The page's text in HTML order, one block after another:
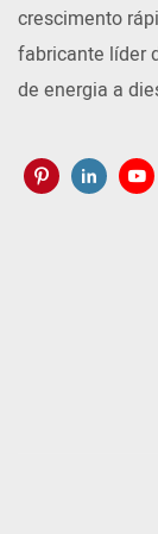
crescimento
fabricante líder
de energia a